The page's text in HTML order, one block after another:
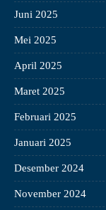
Juni 2025
Mei 2025
April 2025
Maret 2025
Februari 2025
Januari 2025
Desember 2024
November 2024